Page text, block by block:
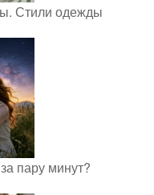
Стили одежды
пару минут?